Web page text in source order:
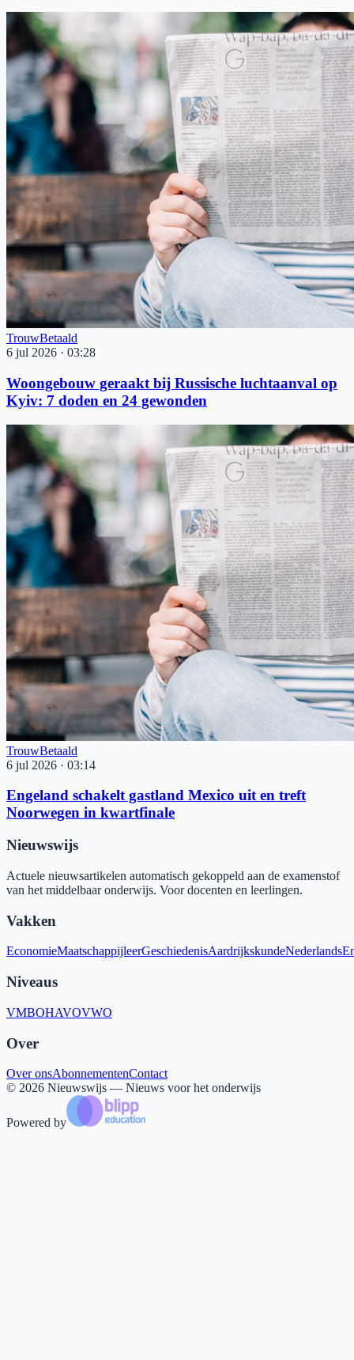
TrouwBetaald
6 jul 2026 · 03:28
Woongebouw geraakt bij Russische luchtaanval op
Kyiv: 7 doden en 24 gewonden
TrouwBetaald
6 jul 2026 · 03:14
Engeland schakelt gastland Mexico uit en treft
Noorwegen in kwartfinale
Nieuwswijs
Actuele nieuwsartikelen automatisch gekoppeld aan de examenstof
van het middelbaar onderwijs. Voor docenten en leerlingen.
Vakken
EconomieMaatschappijleerGeschiedenisAardrijkskundeNederlands
Niveaus
VMBOHAVOVWO
Over
Over onsAbonnementenContact
© 2026 Nieuwswijs — Nieuws voor het onderwijs
Powered by